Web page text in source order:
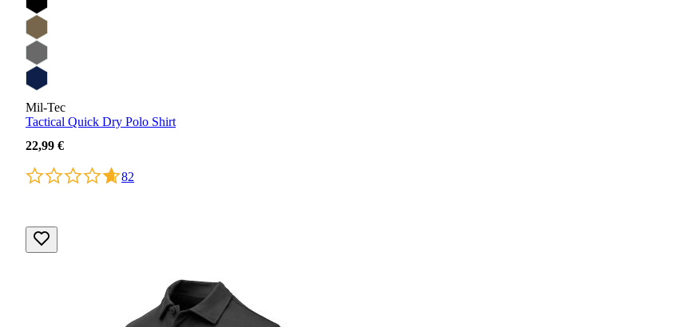
Mil-Tec
Tactical Quick Dry Polo Shirt
22,99 €
82